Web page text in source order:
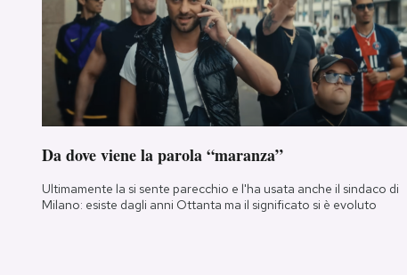
Da dove viene la parola “maranza”
Ultimamente la si sente parecchio e l'ha usata anche il sindaco di
Milano: esiste dagli anni Ottanta ma il significato si è evoluto